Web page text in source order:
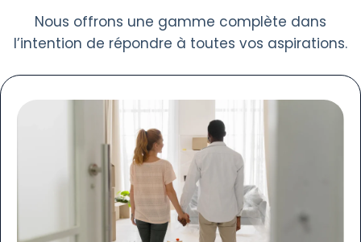
Nous offrons une gamme complète dans
l’intention de répondre à toutes vos aspirations.